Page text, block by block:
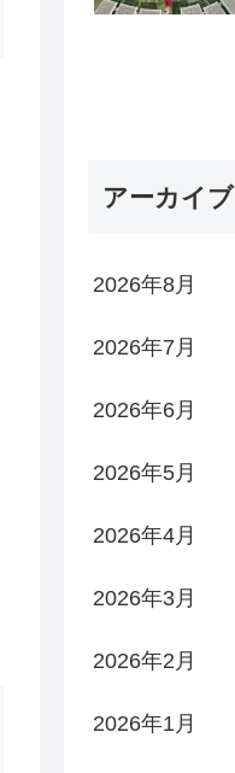
アーカイブ
2026年8月
2026年7月
2026年6月
2026年5月
2026年4月
2026年3月
2026年2月
2026年1月